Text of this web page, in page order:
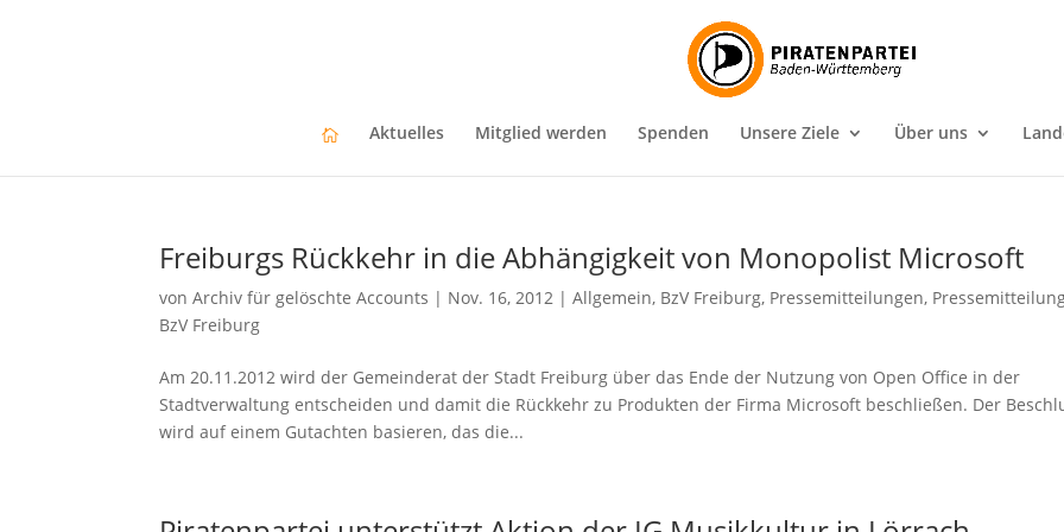
Aktuelles Mitglied werden Spenden Unsere Ziele Über uns
Freiburgs Rückkehr in die Abhängigkeit von Monopolist Microsoft
vonArchiv für gelöschte Accounts | Nov. 16, 2012 |Allgemein, BzV Freiburg, Pressemitteilungen,
BzV Freiburg
Am 20.11.2012 wird der Gemeinderat der Stadt Freiburg über das Ende der Nutzung von Open Office in der
Stadtverwaltung entscheiden und damit die Rückkehr zu Produkten der Firma Microsoft beschließen. Der
wird auf einem Gutachten basieren, das die...